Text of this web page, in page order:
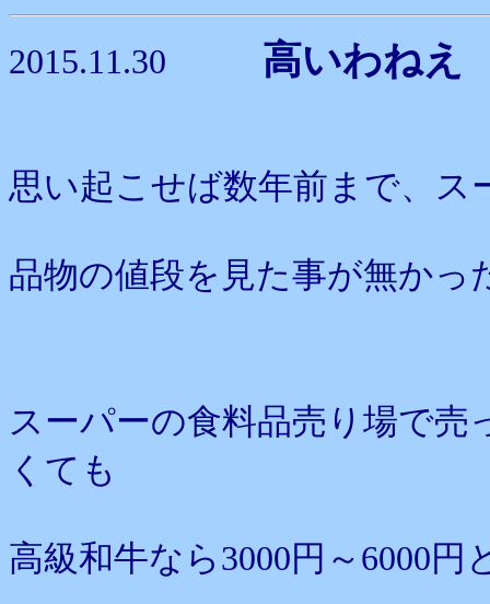
2015.11.30 高いわ
思い起こせば数年前まで、ス
品物の値段を見た事が無かっ
スーパーの食料品売り場で
くても
高級和牛なら3000円～6000